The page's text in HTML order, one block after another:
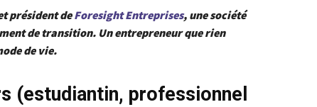
président deForesight Entreprises, une société
de transition. Un entrepreneur que rien
de vie.
(estudiantin, professionnel